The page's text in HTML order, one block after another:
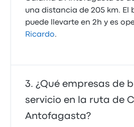
una distancia de 205 km. El
puede llevarte en 2h y es
Ricardo.
¿Qué empresas de
servicio en la ruta de
Antofagasta?